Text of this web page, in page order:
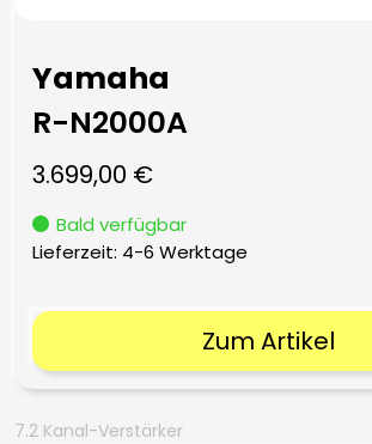
Yamaha
R-N2000A
3.699,00 €
Bald verfügbar
Lieferzeit: 4-6 Werktage
Zum Artikel
7.2 Kanal-Verstärker